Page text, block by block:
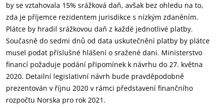
by se vztahovala 15% srážková daň, avšak bez ohledu na to,
zda je příjemce rezidentem jurisdikce s nízkým zdaněním.
Plátce by hradil srážkovou daň z každé jednotlivé platby.
Současně do sedmi dnů od data uskutečnění platby by plátce
musel podat příslušné hlášení o sražené dani. Ministerstvo
financí požaduje podání připomínek k návrhu do 27. května
2020. Detailní legislativní návrh bude pravděpodobně
prezentován v říjnu 2020 v rámci představení finančního
rozpočtu Norska pro rok 2021.